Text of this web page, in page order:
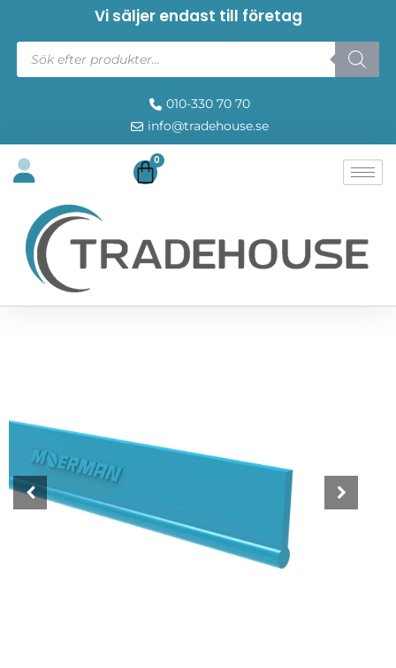
Vi säljer endast till företag
010-330 70 70
info@tradehouse.se
0